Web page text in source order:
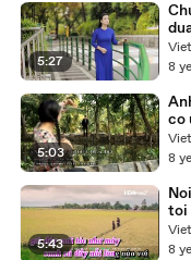
5:27
8
5:03
co
8
5:43
toi
8